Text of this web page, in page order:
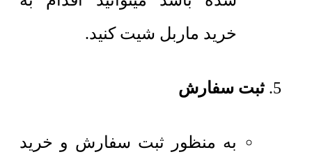
خرید ماربل شیت کنید.
ثبت سفارش
به منظور ثبت سفارش و خرید